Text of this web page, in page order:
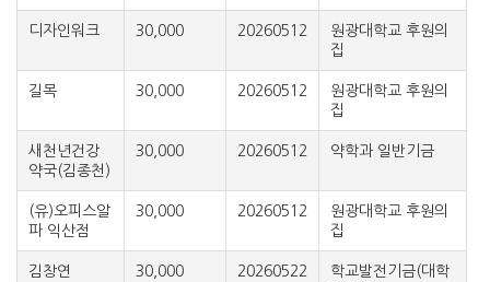
디자인워크 30,000 20260512
원광대학교 후원의
집
길목 30,000 20260512
원광대학교 후원의
집
새천년건강
약국(김종천)
30,000 20260512 약학과 일반기금
(유)오피스알
파 익산점
30,000 20260512
원광대학교 후원의
집
김창연 30,000 20260522
학교발전기금(대학